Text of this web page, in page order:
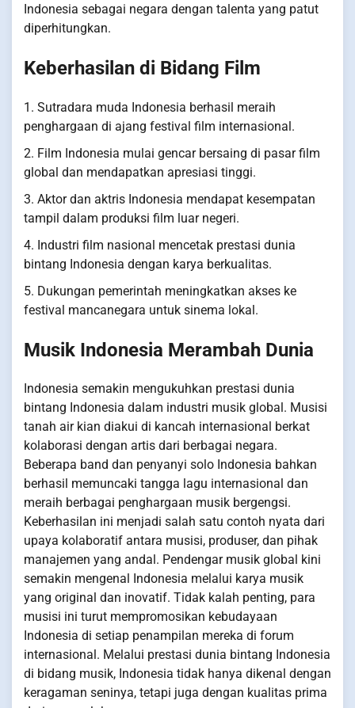
Indonesia sebagai negara dengan talenta yang patut
diperhitungkan.
Keberhasilan di Bidang Film
1. Sutradara muda Indonesia berhasil meraih
penghargaan di ajang festival film internasional.
2. Film Indonesia mulai gencar bersaing di pasar film
global dan mendapatkan apresiasi tinggi.
3. Aktor dan aktris Indonesia mendapat kesempatan
tampil dalam produksi film luar negeri.
4. Industri film nasional mencetak prestasi dunia
bintang Indonesia dengan karya berkualitas.
5. Dukungan pemerintah meningkatkan akses ke
festival mancanegara untuk sinema lokal.
Musik Indonesia Merambah Dunia
Indonesia semakin mengukuhkan prestasi dunia
bintang Indonesia dalam industri musik global. Musisi
tanah air kian diakui di kancah internasional berkat
kolaborasi dengan artis dari berbagai negara.
Beberapa band dan penyanyi solo Indonesia bahkan
berhasil memuncaki tangga lagu internasional dan
meraih berbagai penghargaan musik bergengsi.
Keberhasilan ini menjadi salah satu contoh nyata dari
upaya kolaboratif antara musisi, produser, dan pihak
manajemen yang andal. Pendengar musik global kini
semakin mengenal Indonesia melalui karya musik
yang original dan inovatif. Tidak kalah penting, para
musisi ini turut mempromosikan kebudayaan
Indonesia di setiap penampilan mereka di forum
internasional. Melalui prestasi dunia bintang Indonesia
di bidang musik, Indonesia tidak hanya dikenal dengan
keragaman seninya, tetapi juga dengan kualitas prima